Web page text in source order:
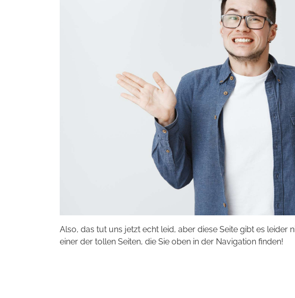
Also, das tut uns jetzt echt leid, aber diese Seite gibt es leider
einer der tollen Seiten, die Sie oben in der Navigation finden!